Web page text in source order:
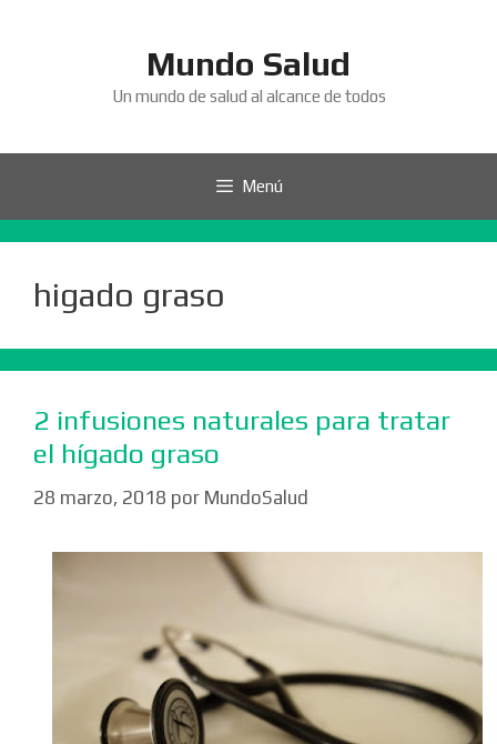
Mundo Salud
Un mundo de salud al alcance de todos
Menú
higado graso
2 infusiones naturales para tratar
el hígado graso
28 marzo, 2018 por MundoSalud